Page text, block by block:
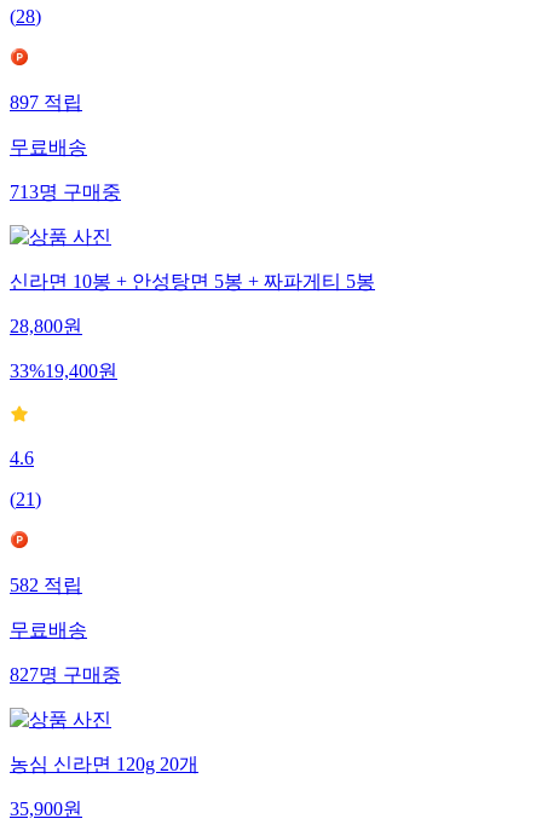
(28)
897적립
무료배송
713명구매중
신라면 10봉 + 안성탕면 5봉 + 짜파게티 5봉
28,800원
33%19,400원
4.6
(21)
582적립
무료배송
827명구매중
농심 신라면 120g 20개
35,900원